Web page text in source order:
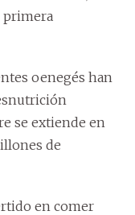
primera
oenegés han
se extiende en
de
en comer